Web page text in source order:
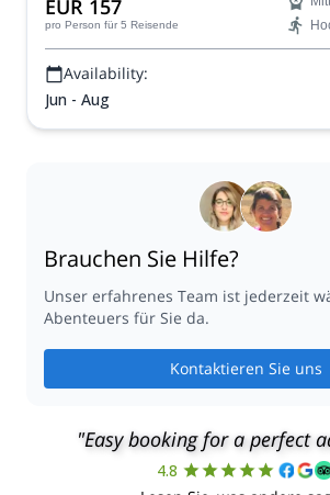
und Ihrer verfügbaren Zeit entspricht.
EUR 157
pro Person für 5 Reisende
Availability:
Jun - Aug
Brauchen Sie Hilfe?
Unser erfahrenes Team ist jederzeit
Abenteuers für Sie da.
Kontaktieren Sie uns
"Easy booking for a perfect
4.8